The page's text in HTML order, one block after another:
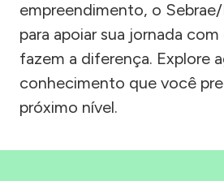
empreendimento, o Sebrae/
para apoiar sua jornada
fazem a diferença. Explore
conhecimento que você
próximo nível.